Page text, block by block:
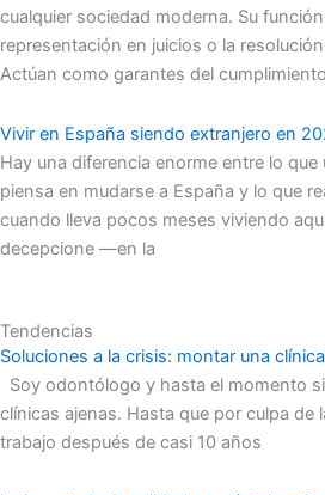
cualquier sociedad moderna. Su
representación en juicios o la
Actúan como garantes del
Vivir en España siendo extranjero en
Hay una diferencia enorme entre lo
piensa en mudarse a España y lo que
cuando lleva pocos meses viviendo
decepcione —en la
Tendencias
Soluciones a la crisis: montar una
Soy odontólogo y hasta el momento
clínicas ajenas. Hasta que por culpa de
trabajo después de casi 10 años